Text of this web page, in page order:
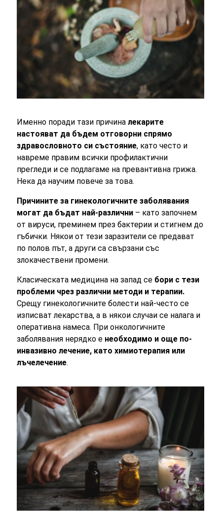
Именно поради тази причиналекарите
настояват да бъдем отговорни спрямо
здравословното си състояние, като често и
навреме правим всички профилактични
прегледи и се подлагаме на превантивна грижа.
Нека да научим повече за това.
Причините за гинекологичните заболявания
могат да бъдат най-различни – като започнем
от вируси, преминем през бактерии и стигнем до
гъбички. Някои от тези заразители се предават
по полов път, а други са свързани със
злокачествени промени.
Класическата медицина на запад се бори с тези
проблеми чрез различни методи и терапии.
Срещу гинекологичните болести най-често се
изписват лекарства, а в някои случаи се налага и
оперативна намеса. При онкологичните
заболявания нерядко е необходимо и още по-
инвазивно лечение, като химиотерапия или
лъчелечение.